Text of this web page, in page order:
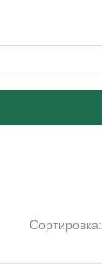
Сортировка: